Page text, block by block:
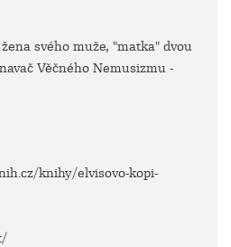
svého muže, "matka" dvou
Věčného Nemusizmu -
knihy/elvisovo-kopi-